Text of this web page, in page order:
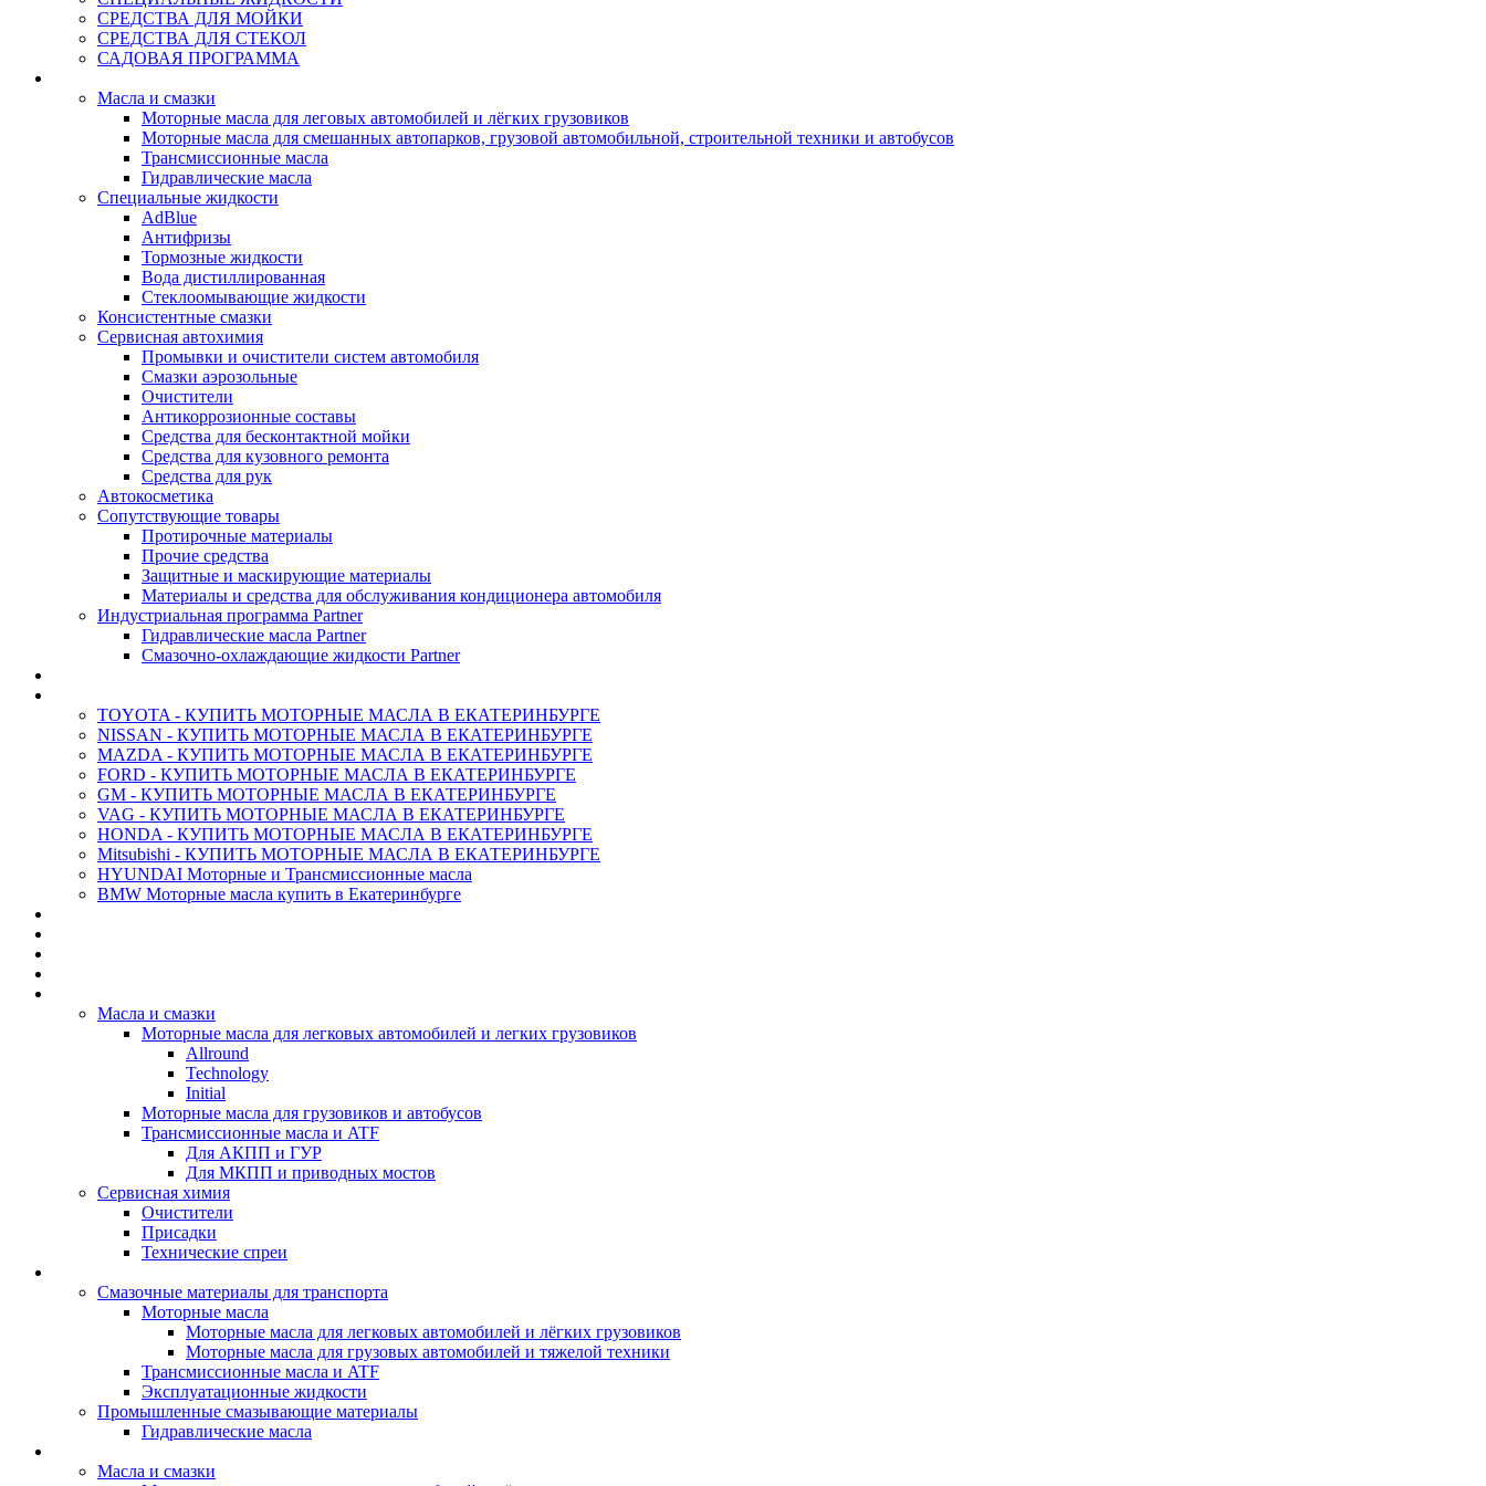
СРЕДСТВА ДЛЯ МОЙКИ
СРЕДСТВА ДЛЯ СТЕКОЛ
САДОВАЯ ПРОГРАММА
Масла и смазки
Моторные масла для леговых автомобилей и лёгких грузовиков
Моторные масла для смешанных автопарков, грузовой автомобильной, строительной техники и автобусов
Трансмиссионные масла
Гидравлические масла
Специальные жидкости
AdBlue
Антифризы
Тормозные жидкости
Вода дистиллированная
Стеклоомывающие жидкости
Консистентные смазки
Сервисная автохимия
Промывки и очистители систем автомобиля
Смазки аэрозольные
Очистители
Антикоррозионные составы
Средства для бесконтактной мойки
Средства для кузовного ремонта
Средства для рук
Автокосметика
Сопутствующие товары
Протирочные материалы
Прочие средства
Защитные и маскирующие материалы
Материалы и средства для обслуживания кондиционера автомобиля
Индустриальная программа Partner
Гидравлические масла Partner
Смазочно-охлаждающие жидкости Partner
TOYOTA - КУПИТЬ МОТОРНЫЕ МАСЛА В ЕКАТЕРИНБУРГЕ
NISSAN - КУПИТЬ МОТОРНЫЕ МАСЛА В ЕКАТЕРИНБУРГЕ
MAZDA - КУПИТЬ МОТОРНЫЕ МАСЛА В ЕКАТЕРИНБУРГЕ
FORD - КУПИТЬ МОТОРНЫЕ МАСЛА В ЕКАТЕРИНБУРГЕ
GM - КУПИТЬ МОТОРНЫЕ МАСЛА В ЕКАТЕРИНБУРГЕ
VAG - КУПИТЬ МОТОРНЫЕ МАСЛА В ЕКАТЕРИНБУРГЕ
HONDA - КУПИТЬ МОТОРНЫЕ МАСЛА В ЕКАТЕРИНБУРГЕ
Mitsubishi - КУПИТЬ МОТОРНЫЕ МАСЛА В ЕКАТЕРИНБУРГЕ
HYUNDAI Моторные и Трансмиссионные масла
BMW Моторные масла купить в Екатеринбурге
Масла и смазки
Моторные масла для легковых автомобилей и легких грузовиков
Allround
Technology
Initial
Моторные масла для грузовиков и автобусов
Трансмиссионные масла и ATF
Для АКПП и ГУР
Для МКПП и приводных мостов
Сервисная химия
Очистители
Присадки
Технические спреи
Смазочные материалы для транспорта
Моторные масла
Моторные масла для легковых автомобилей и лёгких грузовиков
Моторные масла для грузовых автомобилей и тяжелой техники
Трансмиссионные масла и ATF
Эксплуатационные жидкости
Промышленные смазывающие материалы
Гидравлические масла
Масла и смазки